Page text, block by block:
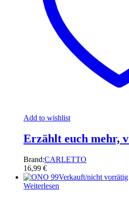
Add to wishlist
Erzählt euch mehr,
Brand:CARLETTO
16,99 €
Verkauft/nicht vorrätig
Weiterlesen